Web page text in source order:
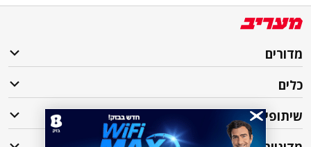
מדורים
כלים
שיתופי פעולה